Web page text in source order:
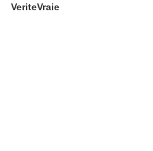
VeriteVraie